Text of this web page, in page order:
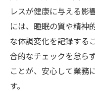
レスが健康に与える影
には、睡眠の質や精神
な体調変化を記録する
合的なチェックを怠ら
ことが、安心して業務
す。